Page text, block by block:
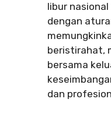
libur
dengan
beristirahat,
bersama
dan